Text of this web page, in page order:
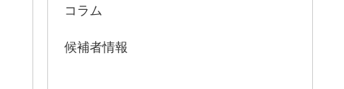
コラム
候補者情報